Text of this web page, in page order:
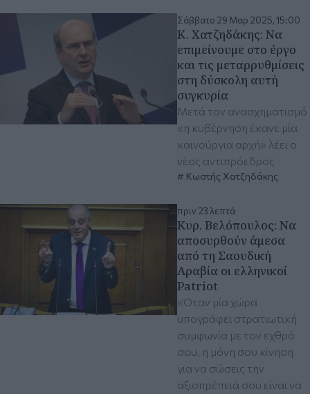
Σάββατο 29 Μαρ 2025, 15:00
Κ. Χατζηδάκης: Να
επιμείνουμε στο έργο
και τις μεταρρυθμίσεις
στη δύσκολη αυτή
συγκυρία
Μετά τον ανασχηματισμό
«η κυβέρνηση έκανε μία
καινούργια αρχή» λέει ο
νέος αντιπρόεδρος
Κωστής Χατζηδάκης
πριν 23 λεπτά
Κυρ. Βελόπουλος: Να
αποσυρθούν άμεσα
από τη Σαουδική
Αραβία οι ελληνικοί
Patriot
«Όταν μία χώρα
υπογράφει στρατιωτική
συμφωνία με τον εχθρό
σου, η μόνη σου κίνηση
για να σώσεις την
αξιοπρέπειά σου είναι να